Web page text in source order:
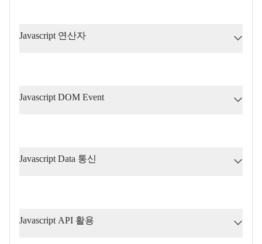
Javascript 연산자
Javascript DOM Event
Javascript Data 통신
Javascript API 활용